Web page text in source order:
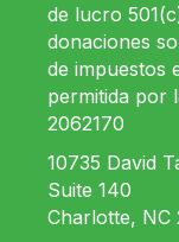
de lucro
donaciones
de impuestos
permitida por
2062170
10735 David
Suite 140
Charlotte, NC